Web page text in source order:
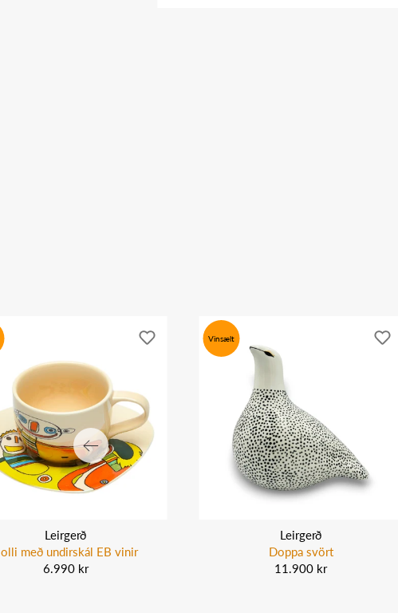
Leirgerð
með undirskál EB vinir
6.990 kr
Vinsælt
Leirgerð
Doppa svört
11.900 kr